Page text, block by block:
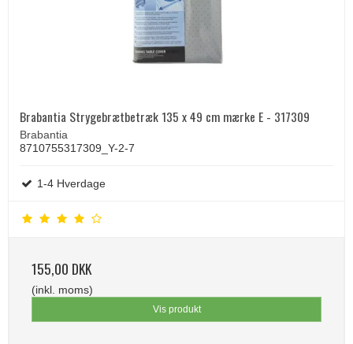
Brabantia Strygebrætbetræk 135 x 49 cm mærke E - 317309
Brabantia
8710755317309_Y-2-7
1-4 Hverdage
155,00 DKK
(inkl. moms)
Vis produkt